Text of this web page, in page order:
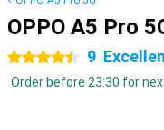
OPPO A5 Pro
4.5 stars 9
Order before 23:30 for